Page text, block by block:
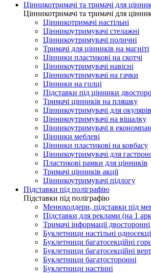
Цінникотримачі та тримачі для
Цінникотримачі та тримачі для
Цінникотримачі настільні
Цінникоутримувачі стелажні
Цінникоутримувачі поличні
Тримачі для цінників на магніті
Цінники пластикові на скотчі
Цінникоутримувачі навісні
Цінникоутримувачі на гачки
Цінники на голці
Підставки під цінники
Тримачі цінників на пляшку
Цінникоутримувачі для окулярів
Цінникоутримувачі на вішалку
Цінникоутримувачі в
Цінники меблеві
Цінники пластикові на ковбасу
Цінникоутримувачі для
Пластикові рамки для цінників
Тримачі цінників акції
Цінникоутримувачі підлогу
Підставки під поліграфію
Підставки під поліграфію
Менюхолдери, підставки під
Підставки для реклами (на 1
Тримачі інформації двосторонні
Буклетници настільні
Буклетници багатосекційні
Буклетници багатосекційні
Буклетници багатосторонні
Буклетници настінні